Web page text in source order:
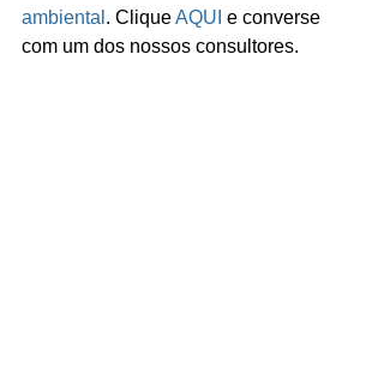
ambiental . Clique AQUI e converse
com um dos nossos consultores.